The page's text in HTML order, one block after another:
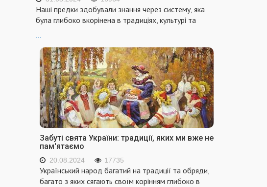
Наші предки здобували знання через систему, яка
була глибоко вкорінена в традиціях, культурі та
...
Забуті свята України: традиції, яких ми вже не
пам'ятаємо
20.08.2024 17735
Український народ багатий на традиції та обряди,
багато з яких сягають своїм корінням глибоко в